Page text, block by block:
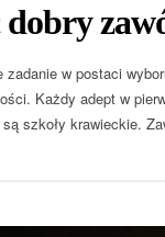
zadanie w postaci
Każdy adept w
szkoły krawieckie.